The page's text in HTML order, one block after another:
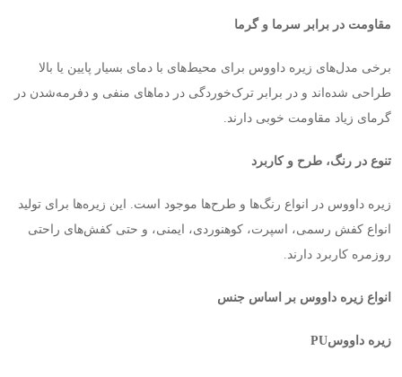
مقاومت در برابر سرما و گرما
برخی مدل‌های زیره داووس برای محیط‌های با دمای بسیار پایین یا بالا
طراحی شده‌اند و در برابر ترک‌خوردگی در دماهای منفی و دفرمه‌شدن در
گرمای زیاد مقاومت خوبی دارند.
تنوع در رنگ، طرح و کاربرد
زیره داووس در انواع رنگ‌ها و طرح‌ها موجود است. این زیره‌ها برای تولید
انواع کفش رسمی، اسپرت، کوهنوردی، ایمنی، و حتی کفش‌های راحتی
روزمره کاربرد دارند.
انواع زیره داووس بر اساس جنس
زیره داووسPU